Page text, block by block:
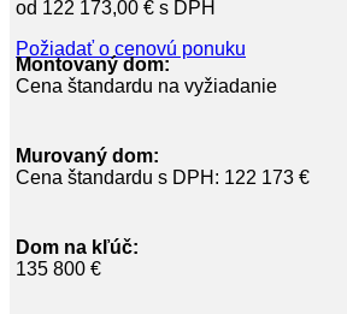
122 173,00 €
Požiadať o cenovú ponuku
Montovaný dom:
Cena štandardu na vyžiadanie
Murovaný dom:
Cena štandardu s DPH: 122 173 €
Dom na kľúč:
135 800 €